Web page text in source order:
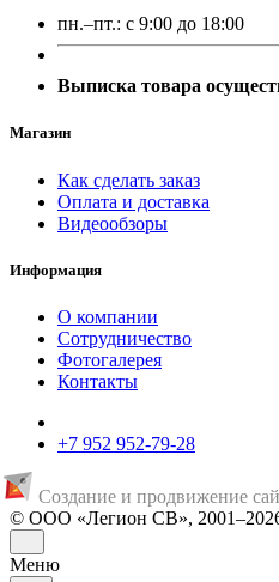
пн.–пт.: с 9:00 до 18:00
Выписка товара
Магазин
Как сделать заказ
Оплата и доставка
Видеообзоры
Информация
О компании
Сотрудничество
Фотогалерея
Контакты
+7 952 952-79-28
Создание и продвижение
© ООО «Легион СВ»,
Меню